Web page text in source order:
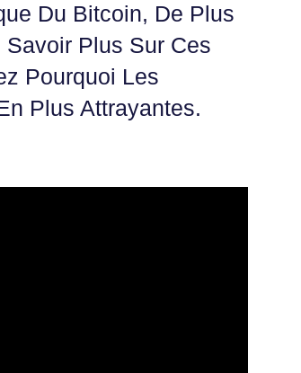
Du Bitcoin, De Plus
Plus Sur Ces
Pourquoi Les
Plus Attrayantes.